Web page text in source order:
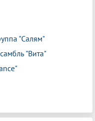
"Салям"
"Вита"